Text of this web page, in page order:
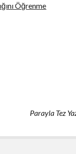
Öğrenme
Parayla Tez